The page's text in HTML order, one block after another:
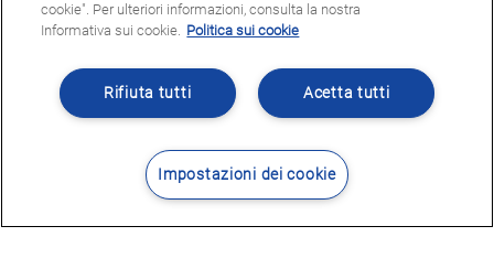
cookie". Per ulteriori informazioni, consulta la nostra
Informativa sui cookie. Politica sui cookie
Acetta tutti
Rifiuta tutti
Impostazioni dei cookie